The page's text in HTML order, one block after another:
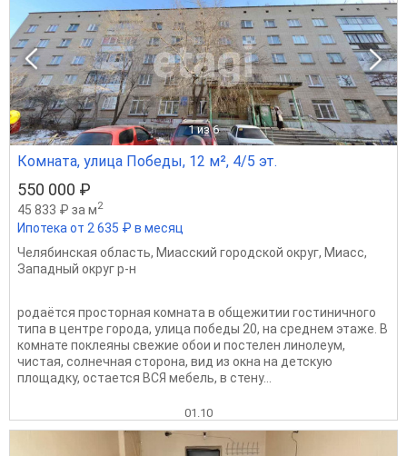
1 из 6
Комната, улица Победы, 12 м², 4/5 эт.
550 000 ₽
45 833 ₽ за м2
Ипотека от 2 635 ₽ в месяц
Челябинская область, Миасский городской округ, Миасс,
Западный округ р-н
родаётся просторная комната в общежитии гостиничного
типа в центре города, улица победы 20, на среднем этаже. В
комнате поклеяны свежие обои и постелен линолеум,
чистая, солнечная сторона, вид из окна на детскую
площадку, остается ВСЯ мебель, в стену...
01.10